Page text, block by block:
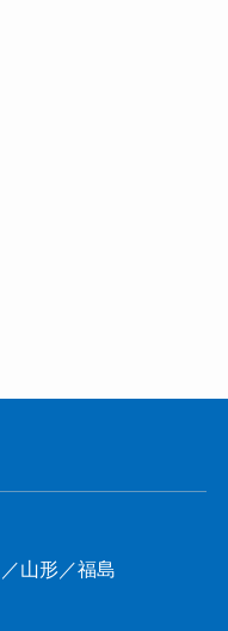
／山形／福島